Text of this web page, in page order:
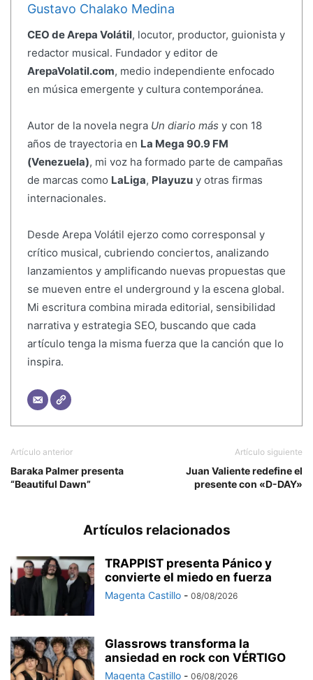
Gustavo Chalako Medina
CEO de Arepa Volátil, locutor, productor, guionista y
redactor musical. Fundador y editor de
ArepaVolatil.com, medio independiente enfocado
en música emergente y cultura contemporánea.
Autor de la novela negra Un diario más y con 18
años de trayectoria en La Mega 90.9 FM
(Venezuela), mi voz ha formado parte de campañas
de marcas como LaLiga, Playuzuy otras firmas
internacionales.
Desde Arepa Volátil ejerzo como corresponsal y
crítico musical, cubriendo conciertos, analizando
lanzamientos y amplificando nuevas propuestas que
se mueven entre el underground y la escena global.
Mi escritura combina mirada editorial, sensibilidad
narrativa y estrategia SEO, buscando que cada
artículo tenga la misma fuerza que la canción que lo
inspira.
Artículo anterior
Baraka Palmer presenta
“Beautiful Dawn”
Artículo siguiente
Juan Valiente redefine el
presente con «D-DAY»
Artículos relacionados
TRAPPIST presenta Pánico y
convierte el miedo en fuerza
Magenta Castillo - 08/08/2026
Glassrows transforma la
ansiedad en rock con VÉRTIGO
Magenta Castillo - 06/08/2026